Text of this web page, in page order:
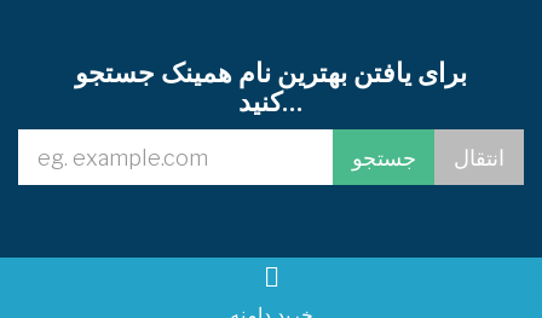
برای یافتن بهترین نام همینک جستجو
کنید...